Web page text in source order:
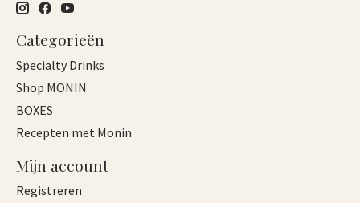
Categorieën
Specialty Drinks
Shop MONIN
BOXES
Recepten met Monin
Mijn account
Registreren